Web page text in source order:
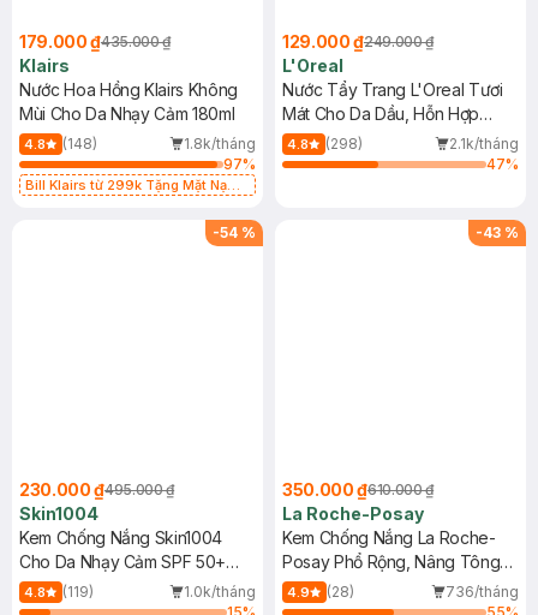
179.000 ₫435.000 ₫
Klairs
Nước Hoa Hồng Klairs Không
Mùi Cho Da Nhạy Cảm 180ml
4.8 (148)
1.8k/tháng
97%
Bill Klairs từ 299k Tặng Mặt Nạ
129.000 ₫249.000 ₫
L'Oreal
Nước Tẩy Trang L'Oreal Tươi
Mát Cho Da Dầu, Hỗn Hợp
400ml
4.8 (298)
2.1k/tháng
47%
-54 %
230.000 ₫495.000 ₫
Skin1004
Kem Chống Nắng Skin1004
Cho Da Nhạy Cảm SPF 50+
50ml
4.8 (119)
1.0k/tháng
-43 %
350.000 ₫610.000 ₫
La Roche-Posay
Kem Chống Nắng La Roche-
Posay Phổ Rộng, Nâng Tông
Kiềm Dầu 50ml
4.9 (28)
736/tháng